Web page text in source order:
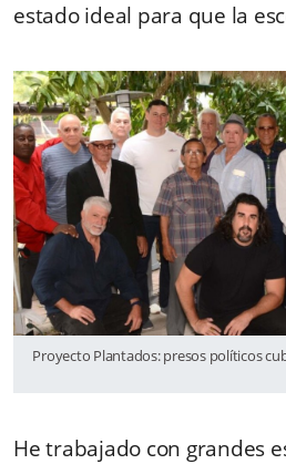
estado ideal para que la
Proyecto Plantados: presos políticos
He trabajado con grandes